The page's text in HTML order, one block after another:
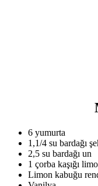
6 yumurta
1,1/4 su bardağı
2,5 su bardağı un
1 çorba kaşığı
Limon kabuğu